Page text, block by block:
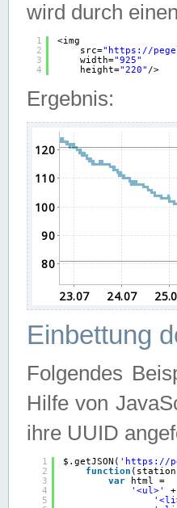
wird durch
1
2
3
4
<img
src=" https://
width="925"
height="220" />
Ergebnis:
Einbettung
Folgendes
Hilfe von
ihre UUID
1
2
3
4
5
$.getJSON( ' https://
function
var
html =
'<ul>'
+